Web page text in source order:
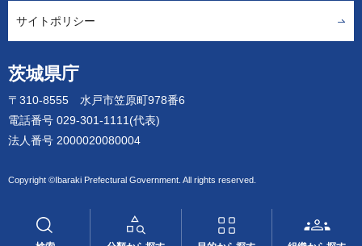
茨城県庁
〒310-8555 水戸市笠原町978番6
電話番号 029-301-1111(代表)
法人番号 2000020080004
Copyright ©Ibaraki Prefectural Government. All rights reserved.
サイトポリシー